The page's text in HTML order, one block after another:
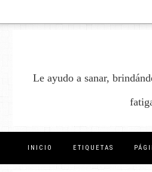
Le ayudo a sanar,
INICIO ETIQUETAS